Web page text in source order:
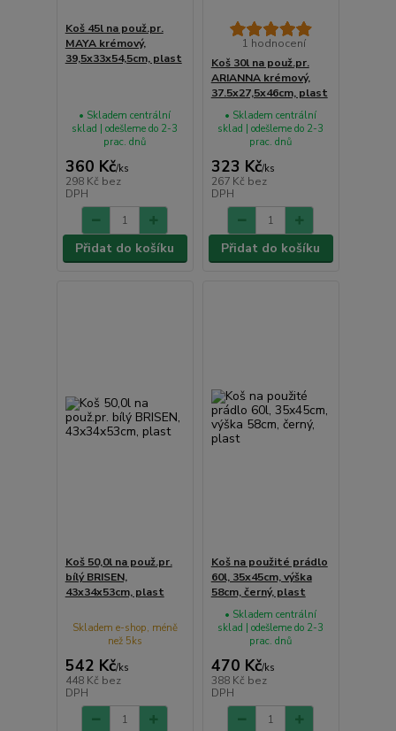
Koš 45l na použ.pr.
MAYA krémový,
39,5x33x54,5cm, plast
360 Kč/ks
298 Kč bez
DPH
• Skladem centrální
sklad | odešleme do 2-3
prac. dnů
Přidat do košíku
1 hodnocení
Koš 30l na použ.pr.
ARIANNA krémový,
37.5x27,5x46cm, plast
323 Kč/ks
267 Kč bez
DPH
• Skladem centrální
sklad | odešleme do 2-3
prac. dnů
Přidat do košíku
Koš 50,0l na použ.pr.
bílý BRISEN,
43x34x53cm, plast
542 Kč/ks
448 Kč bez
DPH
Skladem e-shop, méně
než 5ks
Koš na použité prádlo
60l, 35x45cm, výška
58cm, černý, plast
470 Kč/ks
388 Kč bez
DPH
• Skladem centrální
sklad | odešleme do 2-3
prac. dnů